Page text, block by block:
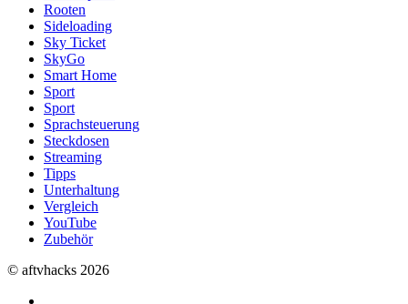
Rooten
Sideloading
Sky Ticket
SkyGo
Smart Home
Sport
Sport
Sprachsteuerung
Steckdosen
Streaming
Tipps
Unterhaltung
Vergleich
YouTube
Zubehör
© aftvhacks 2026